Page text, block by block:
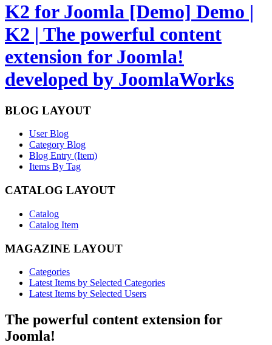
K2 for Joomla [Demo] Demo |
K2 | The powerful content
extension for Joomla!
developed by JoomlaWorks
BLOG LAYOUT
User Blog
Category Blog
Blog Entry (Item)
Items By Tag
CATALOG LAYOUT
Catalog
Catalog Item
MAGAZINE LAYOUT
Categories
Latest Items by Selected Categories
Latest Items by Selected Users
The powerful content extension for
Joomla!